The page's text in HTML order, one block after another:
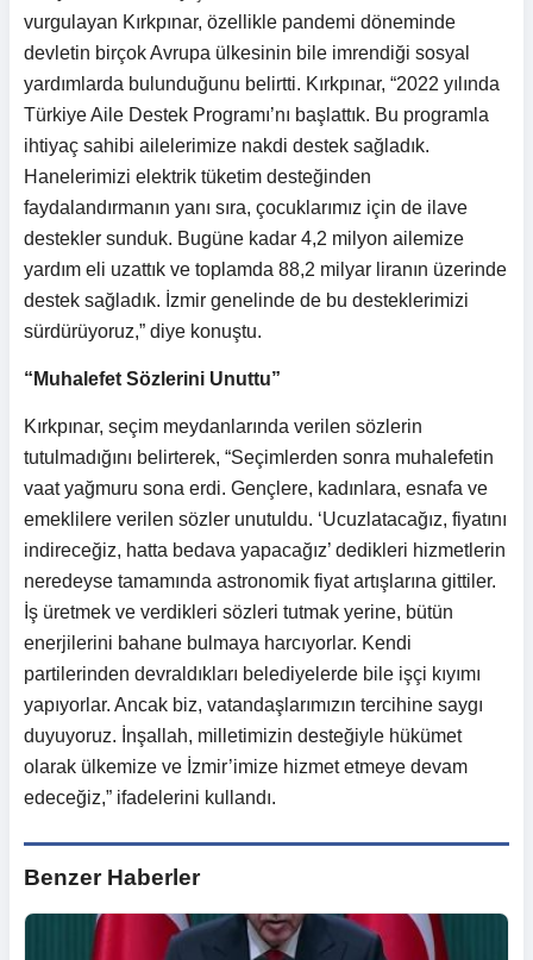
vurgulayan Kırkpınar, özellikle pandemi döneminde
devletin birçok Avrupa ülkesinin bile imrendiği sosyal
yardımlarda bulunduğunu belirtti. Kırkpınar, “2022 yılında
Türkiye Aile Destek Programı’nı başlattık. Bu programla
ihtiyaç sahibi ailelerimize nakdi destek sağladık.
Hanelerimizi elektrik tüketim desteğinden
faydalandırmanın yanı sıra, çocuklarımız için de ilave
destekler sunduk. Bugüne kadar 4,2 milyon ailemize
yardım eli uzattık ve toplamda 88,2 milyar liranın üzerinde
destek sağladık. İzmir genelinde de bu desteklerimizi
sürdürüyoruz,” diye konuştu.
“Muhalefet Sözlerini Unuttu”
Kırkpınar, seçim meydanlarında verilen sözlerin
tutulmadığını belirterek, “Seçimlerden sonra muhalefetin
vaat yağmuru sona erdi. Gençlere, kadınlara, esnafa ve
emeklilere verilen sözler unutuldu. ‘Ucuzlatacağız, fiyatını
indireceğiz, hatta bedava yapacağız’ dedikleri hizmetlerin
neredeyse tamamında astronomik fiyat artışlarına gittiler.
İş üretmek ve verdikleri sözleri tutmak yerine, bütün
enerjilerini bahane bulmaya harcıyorlar. Kendi
partilerinden devraldıkları belediyelerde bile işçi kıyımı
yapıyorlar. Ancak biz, vatandaşlarımızın tercihine saygı
duyuyoruz. İnşallah, milletimizin desteğiyle hükümet
olarak ülkemize ve İzmir’imize hizmet etmeye devam
edeceğiz,” ifadelerini kullandı.
Benzer Haberler